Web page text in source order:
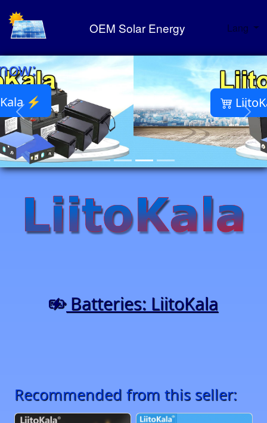
OEM Solar Energy Lang
LiitoKala Portfolio ⚡
Batteries: LiitoKala
Recommended from this seller: